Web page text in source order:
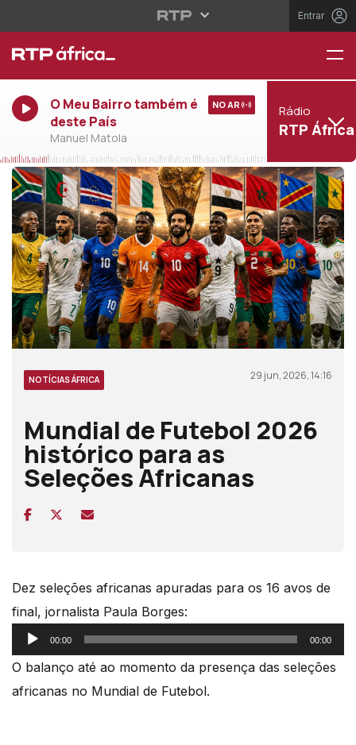
Entrar
O Meu Bairro também é
deste País
Manuel Matola
NO AR Rádio
RTP África
NOTÍCIAS ÁFRICA 29 jun, 2026, 14:16
Mundial de Futebol 2026
histórico para as
Seleções Africanas
Dez seleções africanas apuradas para os 16 avos de
final, jornalista Paula Borges:
Reprodutor
de
00:00 00:00
O balanço até ao momento da presença das seleções
africanas no Mundial de Futebol.